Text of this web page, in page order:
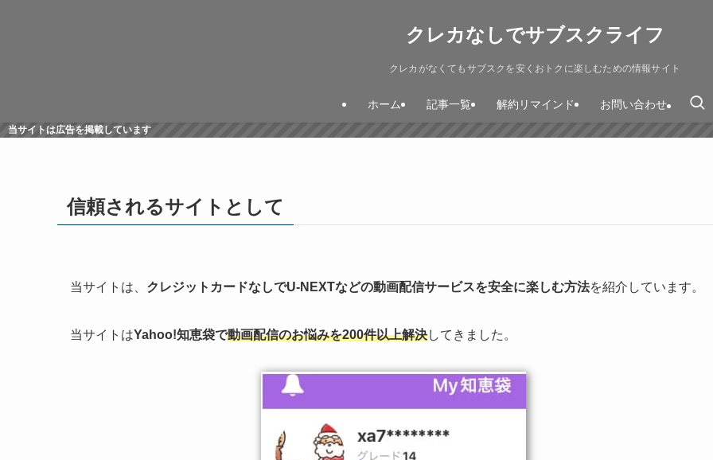
クレカなしでサブスクライフ
クレカがなくてもサブスクを安くおトクに楽しむための情報サイト
ホーム 記事一覧 解約リマインド お問い合わせ
当サイトは広告を掲載しています
信頼されるサイトとして
当サイトは、 クレジットカードなしでU-NEXTなどの動画配信サービスを安全に楽しむ方法を紹介しています。
当サイトはYahoo!知恵袋で動画配信のお悩みを200件以上解決してきました。